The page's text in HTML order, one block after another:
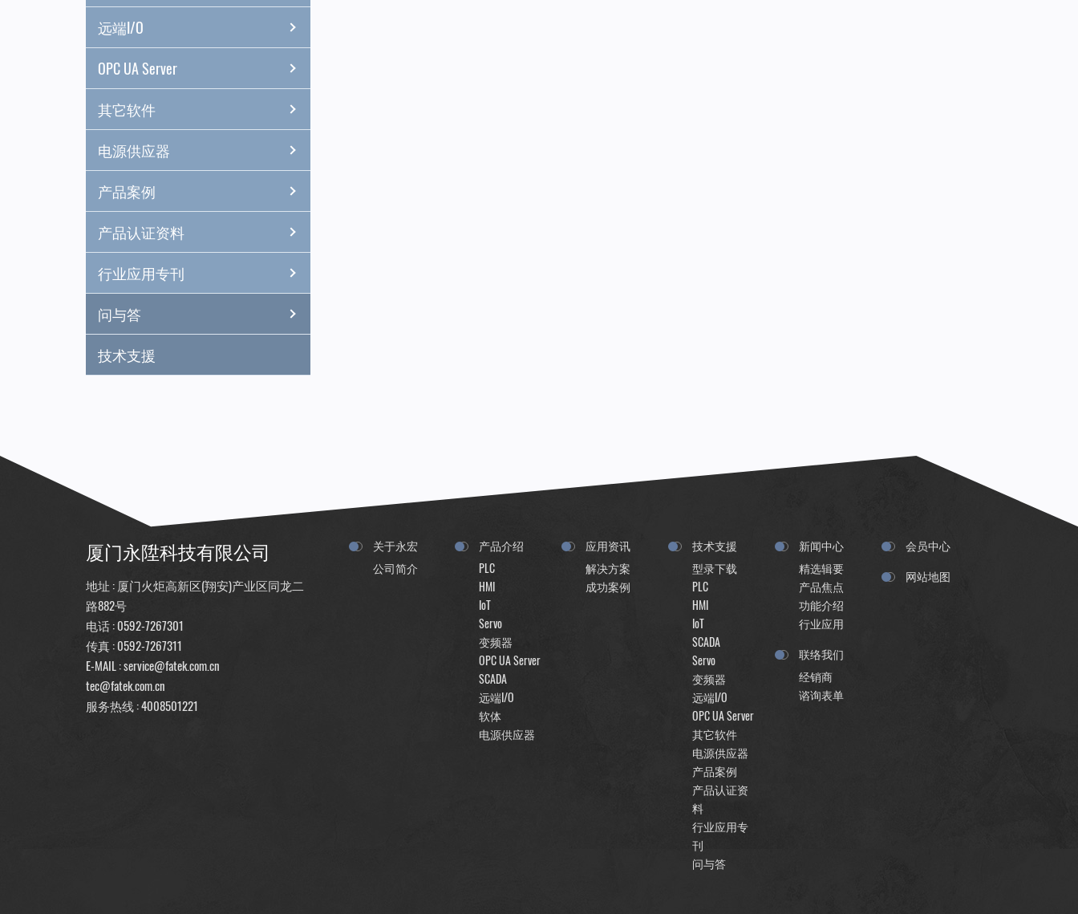
远端I/O
OPC UA Server
其它软件
电源供应器
产品案例
产品认证资料
行业应用专刊
问与答
技术支援
厦门永陞科技有限公司
地址 : 厦门火炬高新区(翔安)产业区同龙二
路882号
电话 :0592-7267301
传真 : 0592-7267311
E-MAIL :service@fatek.com.cn
tec@fatek.com.cn
服务热线 :4008501221
关于永宏
公司简介
产品介绍
PLC
HMI
IoT
Servo
变频器
OPC UA Server
SCADA
远端I/O
软体
电源供应器
应用资讯
解决方案
成功案例
技术支援
型录下载
PLC
HMI
IoT
SCADA
Servo
变频器
远端I/O
OPC UA Server
其它软件
电源供应器
产品案例
产品认证资
料
行业应用专
刊
问与答
新闻中心
精选辑要
产品焦点
功能介绍
行业应用
联络我们
经销商
谘询表单
会员中心
网站地图